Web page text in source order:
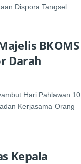
Dispora Tangsel ...
BKOMS
Darah
Hari Pahlawan 10
Kerjasama Orang
Kepala